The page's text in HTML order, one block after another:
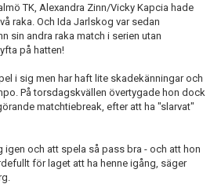
TK, Alexandra Zinn/Vicky Kapcia hade
raka. Och Ida Jarlskog var sedan
sin andra raka match i serien utan
på hatten!
i sig men har haft lite skadekänningar och
På torsdagskvällen övertygade hon dock
matchtiebreak, efter att ha "slarvat"
igen och att spela så pass bra - och att hon
för laget att ha henne igång, säger